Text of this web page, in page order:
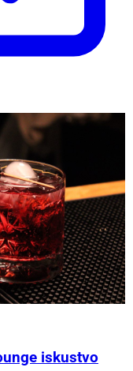
iskustvo